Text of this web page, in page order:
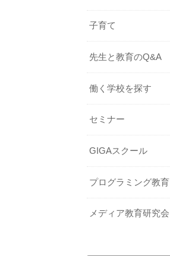
子育て
先生と教育のQ&A
働く学校を探す
セミナー
GIGAスクール
プログラミング教育
メディア教育研究会